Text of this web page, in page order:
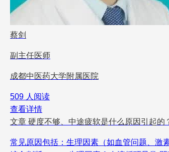
蔡剑
副主任医师
成都中医药大学附属医院
509 人阅读
查看详情
文章 硬度不够、中途疲软是什么原因引起的
常见原因包括：生理因素（如血管问题、激